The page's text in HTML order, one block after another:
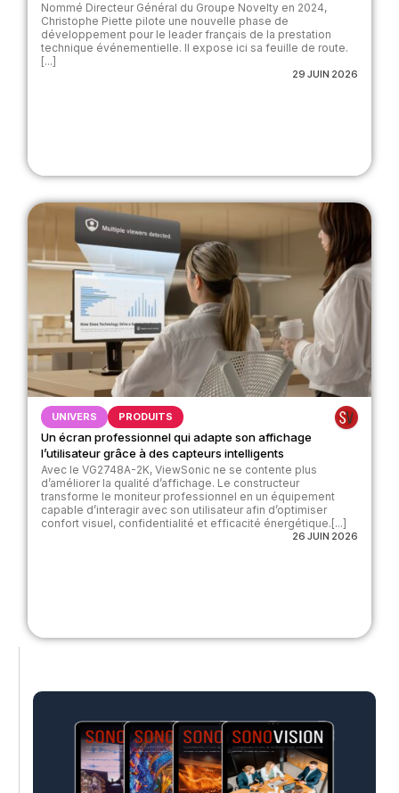
Nommé Directeur Général du Groupe Novelty en 2024,
Christophe Piette pilote une nouvelle phase de
développement pour le leader français de la prestation
technique événementielle. Il expose ici sa feuille de route.
[...]
29 JUIN 2026
UNIVERS PRODUITS
Un écran professionnel qui adapte son affichage
l’utilisateur grâce à des capteurs intelligents
Avec le VG2748A-2K, ViewSonic ne se contente plus
d’améliorer la qualité d’affichage. Le constructeur
transforme le moniteur professionnel en un équipement
capable d’interagir avec son utilisateur afin d’optimiser
confort visuel, confidentialité et efficacité énergétique.[...]
26 JUIN 2026